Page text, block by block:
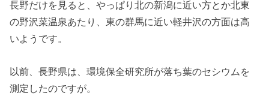
長野だけを見ると、やっぱり北の新潟に近い方とか北東
の野沢菜温泉あたり、東の群馬に近い軽井沢の方面は高
いようです。
以前、長野県は、環境保全研究所が落ち葉のセシウムを
測定したのですが。